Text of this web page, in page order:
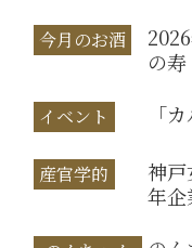
今月のお酒
の
イベント 「
産官学的
神
年企